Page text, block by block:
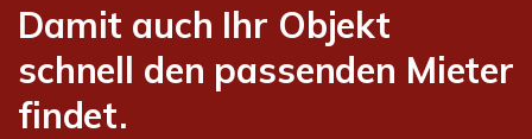
Damit auch Ihr Objekt
schnell den passenden Mieter
findet.